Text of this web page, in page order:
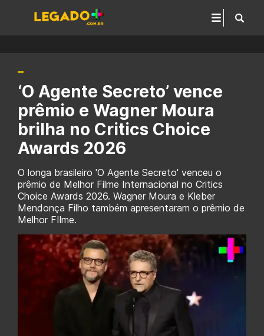
‘O Agente Secreto’ vence
prêmio e Wagner Moura
brilha no Critics Choice
Awards 2026
O longa brasileiro 'O Agente Secreto' venceu o
prêmio de Melhor Filme Internacional no Critics
Choice Awards 2026. Wagner Moura e Kleber
Mendonça Filho também apresentaram o prêmio de
Melhor FIlme.